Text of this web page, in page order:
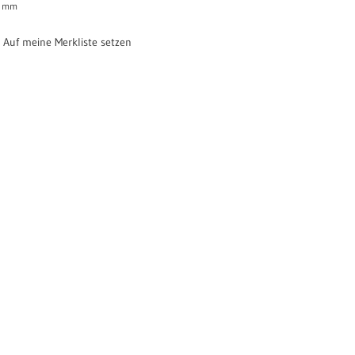
mm
Auf meine Merkliste setzen